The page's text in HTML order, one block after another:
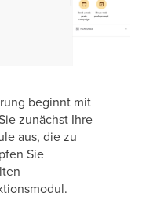
beginnt mit
zunächst Ihre
aus, die zu
Sie